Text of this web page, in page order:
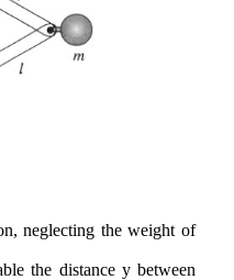
neglecting the weight of
the distance y between